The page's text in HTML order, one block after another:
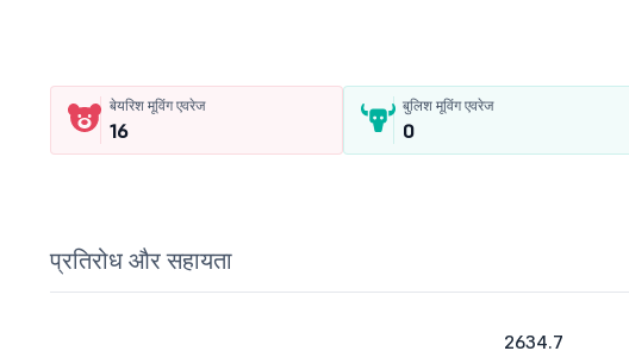
बेयरिश मूविंग एवरेज
16
बुलिश मूविंग एवरेज
0
प्रतिरोध और सहायता
2634.7